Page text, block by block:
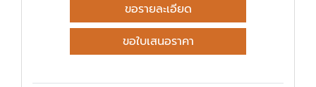
ขอรายละเอียด
ขอใบเสนอราคา